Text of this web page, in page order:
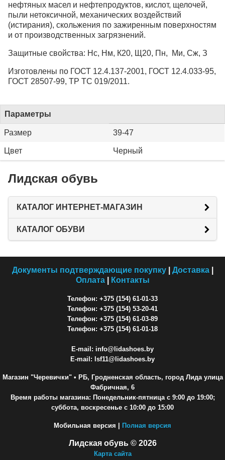
нефтяных масел и нефтепродуктов, кислот, щелочей,
пыли нетоксичной, механических воздействий
(истирания), скольжения по зажиренным поверхностям
и от производственных загрязнений.
Защитные свойства: Нс, Нм, К20, Щ20, Пн, Ми, Сж, З
Изготовлены по ГОСТ 12.4.137-2001, ГОСТ 12.4.033-95,
ГОСТ 28507-99, ТР ТС 019/2011.
Параметры
Размер 39-47
Цвет Черный
Лидская обувь
КАТАЛОГ ИНТЕРНЕТ-МАГАЗИН
КАТАЛОГ ОБУВИ
Документы подтверждающие покупку| Доставка|
Оплата| Контакты
Телефон: +375 (154) 61-01-33
Телефон: +375 (154) 53-20-41
Телефон: +375 (154) 61-03-89
Телефон: +375 (154) 61-01-18
E-mail: info@lidashoes.by
E-mail: lsf11@lidashoes.by
Магазин "Черевички"• РБ, Гродненская область, город Лида улица
Фабричная, 6
Время работы магазина: Понедельник-пятница с 9:00 до 19:00;
суббота, воскресенье с 10:00 до 15:00
Мобильная версия | Полная версия
Лидская обувь © 2026
Карта сайта